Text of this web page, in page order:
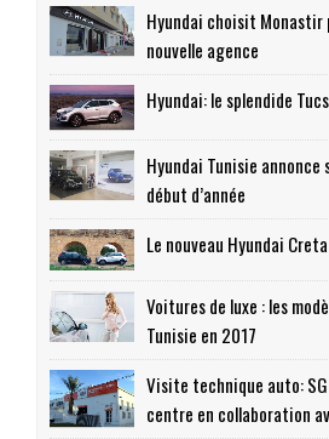
Hyundai choisit Monastir
nouvelle agence
Hyundai: le splendide
Hyundai Tunisie
début d’année
Le nouveau Hyundai
Voitures de luxe : les
Tunisie en 2017
Visite technique auto:
centre en collaboration